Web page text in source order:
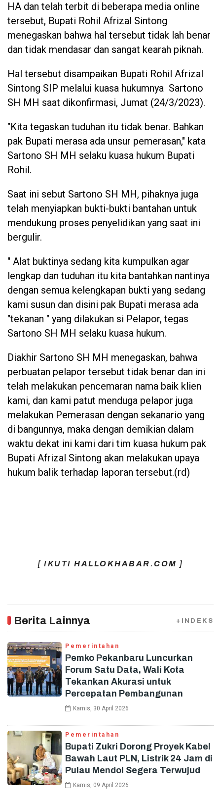
HA dan telah terbit di beberapa media online
tersebut, Bupati Rohil Afrizal Sintong
menegaskan bahwa hal tersebut tidak lah benar
dan tidak mendasar dan sangat kearah piknah.
Hal tersebut disampaikan Bupati Rohil Afrizal
Sintong SIP melalui kuasa hukumnya Sartono
SH MH saat dikonfirmasi, Jumat (24/3/2023).
"Kita tegaskan tuduhan itu tidak benar. Bahkan
pak Bupati merasa ada unsur pemerasan," kata
Sartono SH MH selaku kuasa hukum Bupati
Rohil.
Saat ini sebut Sartono SH MH, pihaknya juga
telah menyiapkan bukti-bukti bantahan untuk
mendukung proses penyelidikan yang saat ini
bergulir.
" Alat buktinya sedang kita kumpulkan agar
lengkap dan tuduhan itu kita bantahkan nantinya
dengan semua kelengkapan bukti yang sedang
kami susun dan disini pak Bupati merasa ada
"tekanan " yang dilakukan si Pelapor, tegas
Sartono SH MH selaku kuasa hukum.
Diakhir Sartono SH MH menegaskan, bahwa
perbuatan pelapor tersebut tidak benar dan ini
telah melakukan pencemaran nama baik klien
kami, dan kami patut menduga pelapor juga
melakukan Pemerasan dengan sekanario yang
di bangunnya, maka dengan demikian dalam
waktu dekat ini kami dari tim kuasa hukum pak
Bupati Afrizal Sintong akan melakukan upaya
hukum balik terhadap laporan tersebut.(rd)
[ IKUTIHALLOKHABAR.COM ]
Berita Lainnya +INDEKS
Pemerintahan
Pemko Pekanbaru Luncurkan
Forum Satu Data, Wali Kota
Tekankan Akurasi untuk
Percepatan Pembangunan
Kamis, 30 April 2026
Pemerintahan
Bupati Zukri Dorong Proyek Kabel
Bawah Laut PLN, Listrik 24 Jam di
Pulau Mendol Segera Terwujud
Kamis, 09 April 2026